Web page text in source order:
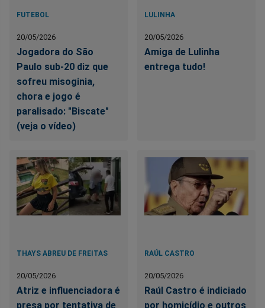
FUTEBOL
20/05/2026
Jogadora do São
Paulo sub-20 diz que
sofreu misoginia,
chora e jogo é
paralisado: "Biscate"
(veja o vídeo)
LULINHA
20/05/2026
Amiga de Lulinha
entrega tudo!
THAYS ABREU DE FREITAS
20/05/2026
Atriz e influenciadora é
presa por tentativa de
RAÚL CASTRO
20/05/2026
Raúl Castro é indiciado
por homicídio e outros